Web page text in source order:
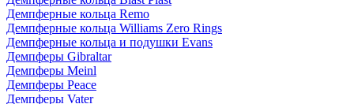
Демпферные кольца Remo
Демпферные кольца Williams Zero Rings
Демпферные кольца и подушки Evans
Демпферы Gibraltar
Демпферы Meinl
Демпферы Peace
Демпферы Vater